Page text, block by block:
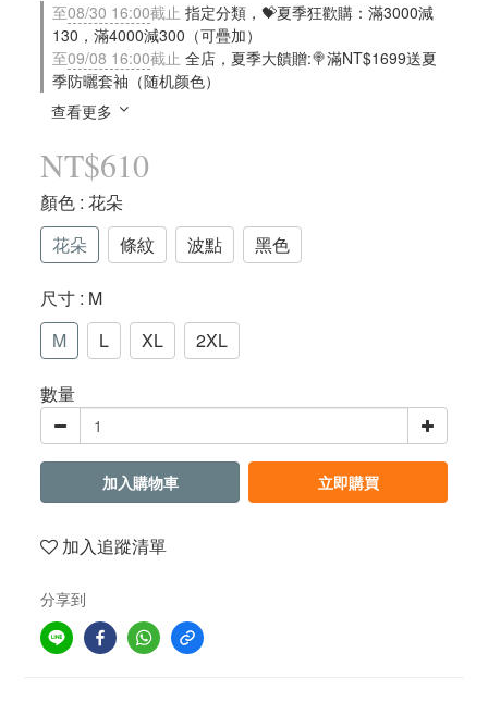
至08/30 16:00截止 指定分類，💝夏季狂歡購：滿3000減
130，滿4000減300（可疊加）
至09/08 16:00截止 全店，夏季大饋贈:🍭滿NT$1699送夏
季防曬套袖（随机颜色）
查看更多
NT$610
顏色 : 花朵
花朵
條紋 波點 黑色
尺寸 : M
M
L XL 2XL
數量
加入購物車 立即購買
加入追蹤清單
分享到